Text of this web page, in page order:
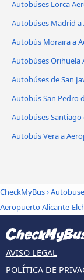
Autobúses Lorca
Autobúses Madrid
Autobús Moraira a
Autobúses Orihuela
Autobúses de San
Autobús San Pedro
Autobúses Santiago
Autobús Vera a
CheckMyBus›
Aeropuerto Alicante-
AVISO LEGAL
POLÍTICA DE